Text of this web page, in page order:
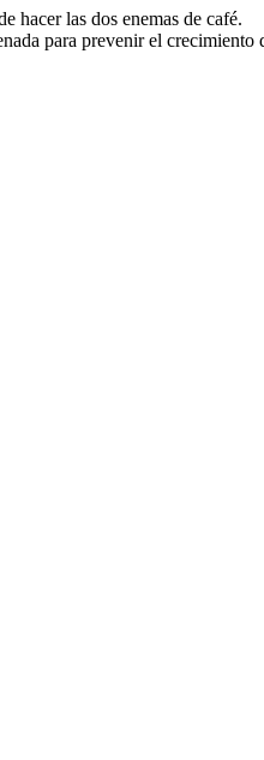
hacer las dos enemas de café.
para prevenir el crecimiento